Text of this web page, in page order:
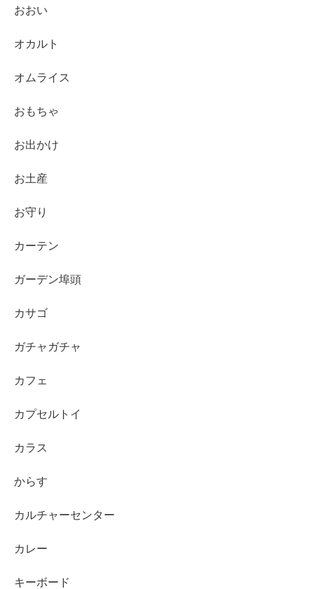
おおい
オカルト
オムライス
おもちゃ
お出かけ
お土産
お守り
カーテン
ガーデン埠頭
カサゴ
ガチャガチャ
カフェ
カプセルトイ
カラス
からす
カルチャーセンター
カレー
キーボード